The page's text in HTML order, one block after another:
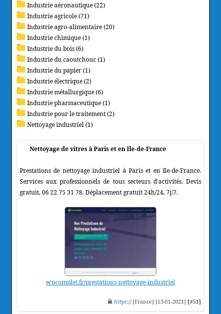
Industrie aéronautique (22)
Industrie agricole (71)
Industrie agro-alimentaire (20)
Industrie chimique (1)
Industrie du bois (6)
Industrie du caoutchouc (1)
Industrie du papier (1)
Industrie électrique (2)
Industrie métallurgique (6)
Industrie pharmaceutique (1)
Industrie pour le traitement (2)
Nettoyage industriel (1)
Nettoyage de vitres à Paris et en Ile-de-France
Prestations de nettoyage industriel à Paris et en Ile-de-France.
Services aux professionnels de tous secteurs d'activités. Devis
gratuit, 06 22 75 31 78. Déplacement gratuit 24h/24, 7j/7.
ecocomplet.fr/prestations-nettoyage-industriel
https:// [France] [13-01-2021] [#51]